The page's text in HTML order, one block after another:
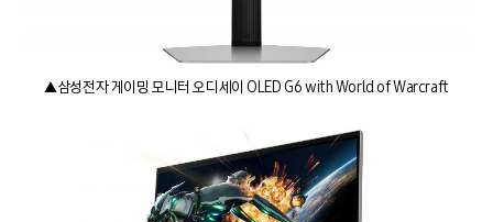
▲삼성전자 게이밍 모니터 오디세이 OLED G6 with World of Warcraft